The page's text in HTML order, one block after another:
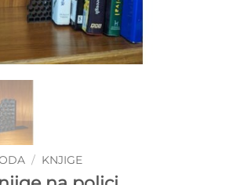
/ KNJIGE